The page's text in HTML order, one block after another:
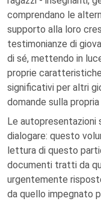
comprendano le
supporto alla loro
testimonianze di
di sé, mettendo in
proprie
significativi per altri
domande sulla
Le autopresentazioni
dialogare: questo
lettura di questo
documenti tratti da
urgentemente
da quello impegnato